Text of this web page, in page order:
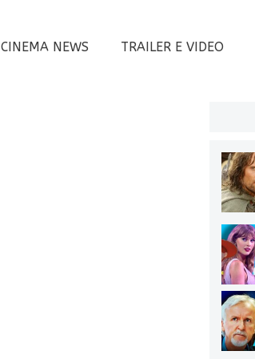
CINEMA NEWS TRAILER E VIDEO